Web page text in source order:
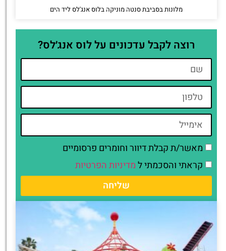
מלונות בסביבת סנטה מוניקה בלוס אנג'לס ליד הים
רוצה לקבל עדכונים על לוס אנג׳לס?
מאשר/ת קבלת דיוור וחומרים פרסומיים
קראתי והסכמתי למדיניות הפרטיות
שליחה